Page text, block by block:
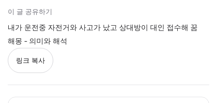
이 글 공유하기
내가 운전중 자전거와 사고가 났고 상대방이 대인 접수해 꿈
해몽 - 의미와 해석
링크 복사